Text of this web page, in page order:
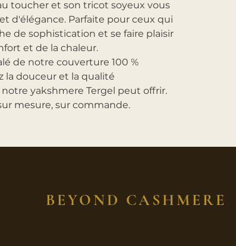
toucher et son tricot soyeux vous
d'élégance. Parfaite pour ceux qui
de sophistication et se faire plaisir
et de la chaleur.
de notre couverture 100 %
la douceur et la qualité
yakshmere Tergel peut offrir.
mesure, sur commande.
BEYOND CASHMERE